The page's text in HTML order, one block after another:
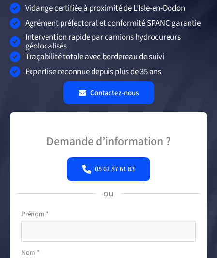
Vidange certifiée à proximité de L’Isle-en-Dodon
Agrément préfectoral et conformité SPANC garantie
Intervention rapide par camions hydrocureurs
géolocalisés
Traçabilité totale avec bordereau de suivi
Expertise reconnue depuis plus de 35 ans
Contactez-nous
Demande d’information ?
05 61 87 61 83
ou
Formulaire
avec
téléphone
Prénom *
Nom *